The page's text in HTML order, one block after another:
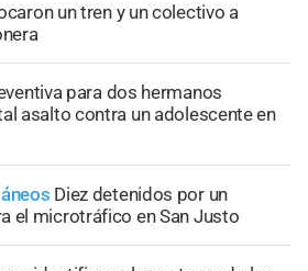
un tren y un colectivo a
para dos hermanos
asalto contra un adolescente en
Diez detenidos por un
el microtráfico en San Justo